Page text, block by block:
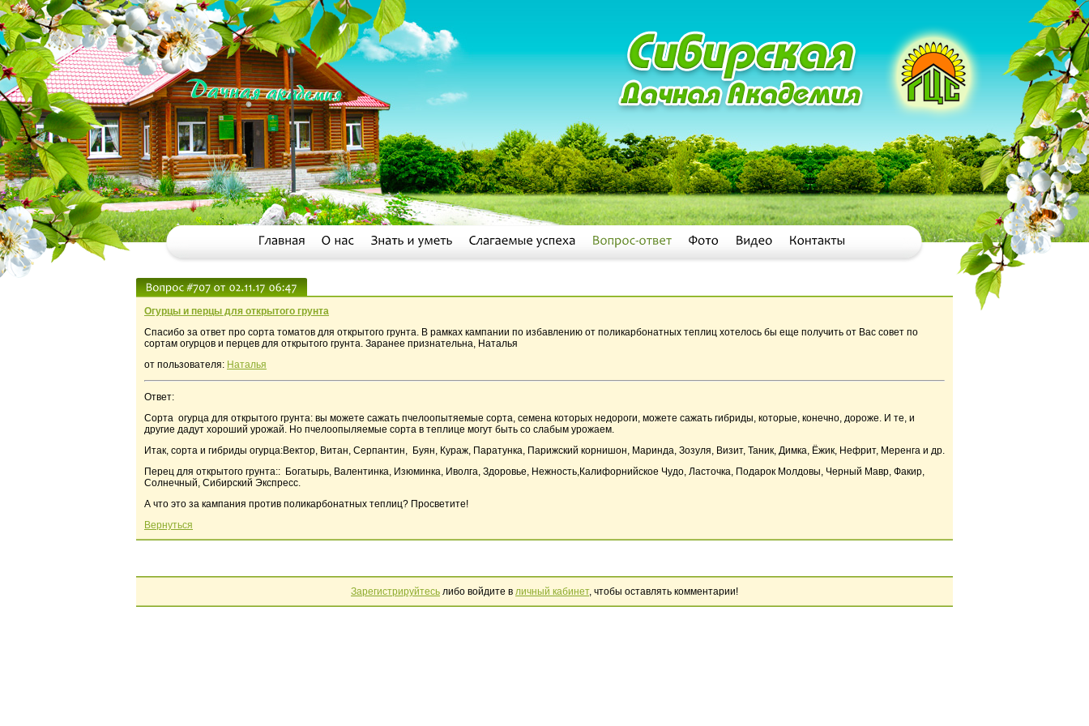
Огурцы и перцы для открытого грунта
Спасибо за ответ про сорта томатов для открытого грунта. В рамках кампании по избавлению от поликарбонатных теплиц хотелось бы еще получить от Вас совет по
сортам огурцов и перцев для открытого грунта. Заранее признательна, Наталья
от пользователя: Наталья
Ответ:
Сорта огурца для открытого грунта: вы можете сажать пчелоопытяемые сорта, семена которых недороги, можете сажать гибриды, которые, конечно, дороже. И те, и
другие дадут хороший урожай. Но пчелоопыляемые сорта в теплице могут быть со слабым урожаем.
Итак, сорта и гибриды огурца:Вектор, Витан, Серпантин, Буян, Кураж, Паратунка, Парижский корнишон, Маринда, Зозуля, Визит, Таник, Димка, Ёжик, Нефрит, Меренга и др.
Перец для открытого грунта:: Богатырь, Валентинка, Изюминка, Иволга, Здоровье, Нежность,Калифорнийское Чудо, Ласточка, Подарок Молдовы, Черный Мавр, Факир,
Солнечный, Сибирский Экспресс.
А что это за кампания против поликарбонатных теплиц? Просветите!
Вернуться
Зарегистрируйтесь либо войдите в личный кабинет, чтобы оставлять комментарии!